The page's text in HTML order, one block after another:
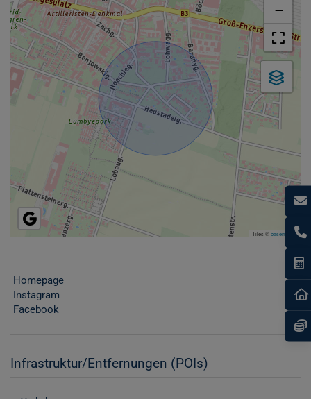
−
Tiles ©basemap.at
Homepage
Instagram
Facebook
Infrastruktur/Entfernungen (POIs)